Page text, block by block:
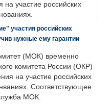
на участие российских
участия российских
нужные ему гарантии
(МОК) временно
комитета России (ОКР)
на участие российских
Соответствующее
МОК.